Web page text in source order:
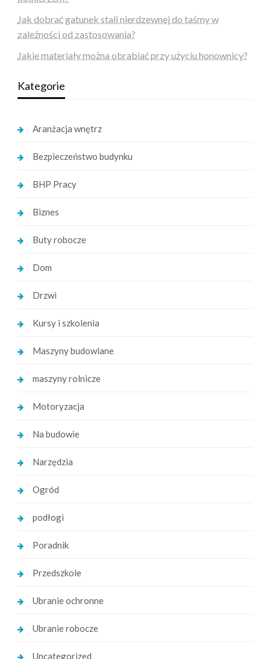
Jak dobrać gatunek stali nierdzewnej do taśmy w
zależności od zastosowania?
Jakie materiały można obrabiać przy użyciu honownicy?
Kategorie
Aranżacja wnętrz
Bezpieczeństwo budynku
BHP Pracy
Biznes
Buty robocze
Dom
Drzwi
Kursy i szkolenia
Maszyny budowlane
maszyny rolnicze
Motoryzacja
Na budowie
Narzędzia
Ogród
podłogi
Poradnik
Przedszkole
Ubranie ochronne
Ubranie robocze
Uncategorized